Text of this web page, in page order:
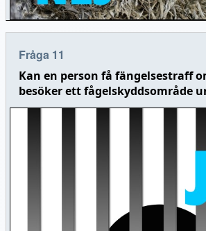
Fråga 11
Kan en person få fängelsestraff
besöker ett fågelskyddsområde